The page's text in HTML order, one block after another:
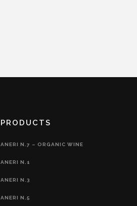
PRODUCTS
ANERI N.7 – ORGANIC WINE
ANERI N.1
ANERI N.3
ANERI N.5